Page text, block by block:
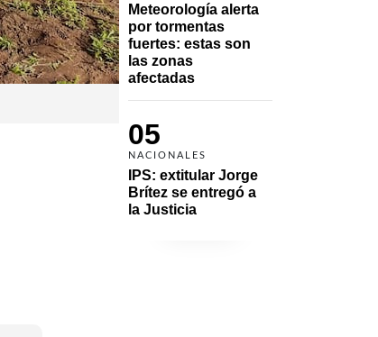
Meteorología alerta
por tormentas
fuertes: estas son
las zonas
afectadas
05
NACIONALES
IPS: extitular Jorge
Brítez se entregó a
la Justicia